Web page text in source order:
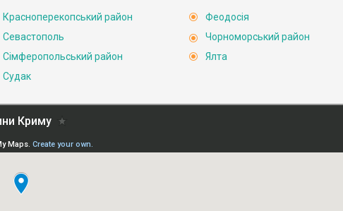
Красноперекопський район
Севастополь
Сімферопольський район
Судак
Феодосія
Чорноморський район
Ялта